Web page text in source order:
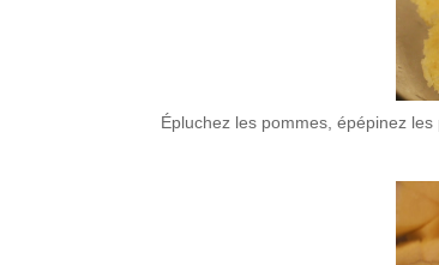
Épluchez les pommes, épépinez